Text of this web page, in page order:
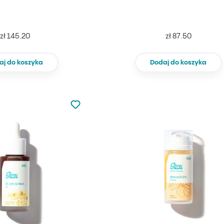
zł 145.20
do koszyka
zł 87.50
Dodaj do koszyka
Nie dodano do ulubionych
Dodaj do ulubionych